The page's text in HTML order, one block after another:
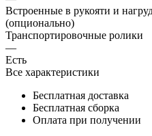
Встроенные в рукояти и
(опционально)
Транспортировочные ролики
—
Есть
Все характеристики
Бесплатная доставка
Бесплатная сборка
Оплата при получении